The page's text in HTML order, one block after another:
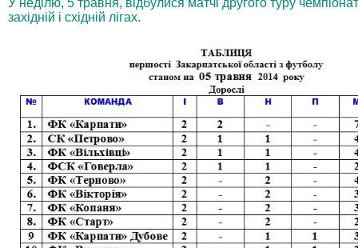
західній і східній лігах.